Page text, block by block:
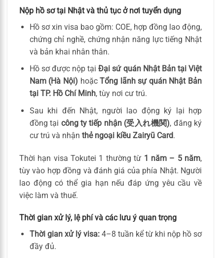
Nộp hồ sơ tại Nhật và thủ tục ở nơi tuyển dụng
Hồ sơ xin visa bao gồm: COE, hợp đồng lao động,
chứng chỉ nghề, chứng nhận năng lực tiếng Nhật
và bản khai nhân thân.
Hồ sơ được nộp tạiĐại sứ quán Nhật Bản tại Việt
Nam (Hà Nội) hoặcTổng lãnh sự quán Nhật Bản
tại TP. Hồ Chí Minh, tùy nơi cư trú.
Sau khi đến Nhật, người lao động ký lại hợp
đồng tại công ty tiếp nhận (受入れ機関), đăng ký
cư trú và nhận thẻ ngoại kiều Zairyū Card.
Thời hạn visa Tokutei 1 thường từ 1 năm – 5 năm,
tùy vào hợp đồng và đánh giá của phía Nhật. Người
lao động có thể gia hạn nếu đáp ứng yêu cầu về
việc làm và thuế.
Thời gian xử lý, lệ phí và các lưu ý quan trọng
Thời gian xử lý visa:4–8 tuần kể từ khi nộp hồ sơ
đầy đủ.